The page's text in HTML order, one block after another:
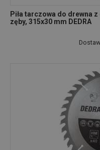
Piła tarczowa do drewna
zęby, 315x30 mm DEDRA